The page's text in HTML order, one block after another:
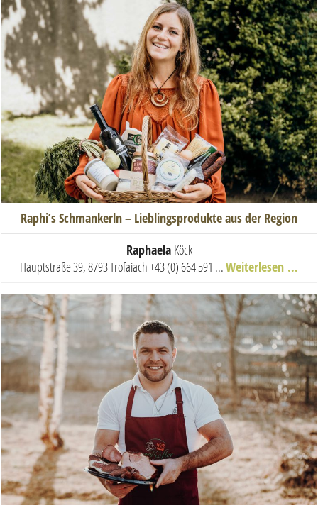
Raphi’s Schmankerln – Lieblingsprodukte aus der Region
Raphaela Köck
Hauptstraße 39, 8793 Trofaiach+43 (0) 664 591 ...Weiterlesen …